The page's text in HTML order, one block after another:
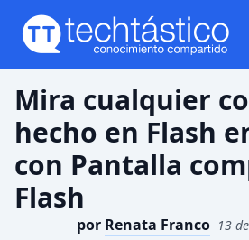
Mira cualquier
hecho en Flash
con Pantalla
Flash
por Renata Franco 13